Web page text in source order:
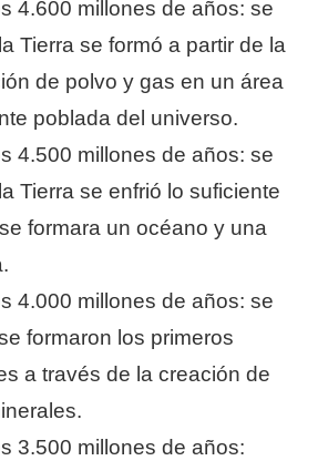
4.600 millones de años: se
Tierra se formó a partir de la
de polvo y gas en un área
poblada del universo.
4.500 millones de años: se
Tierra se enfrió lo suficiente
formara un océano y una
4.000 millones de años: se
formaron los primeros
a través de la creación de
3.500 millones de años: